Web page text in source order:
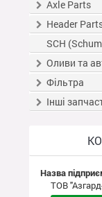
Axle Parts
Header
SCH
Оливи та
Фільтра
Інші
Назва
ТОВ